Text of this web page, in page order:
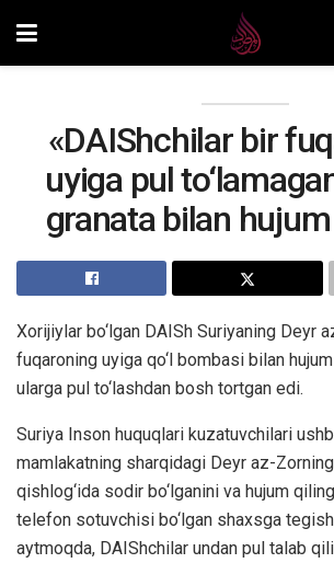
«DAIShchilar bir
uyiga pul
granata bilan
Xorijiylar bo‘lgan DAISh Suriyaning Deyr
fuqaroning uyiga qo‘l bombasi bilan
ularga pul to‘lashdan bosh tortgan edi.
Suriya Inson huquqlari kuzatuvchilari
mamlakatning sharqidagi Deyr az-
qishlog‘ida sodir bo‘lganini va hujum
telefon sotuvchisi bo‘lgan shaxsga
aytmoqda, DAIShchilar undan pul talab